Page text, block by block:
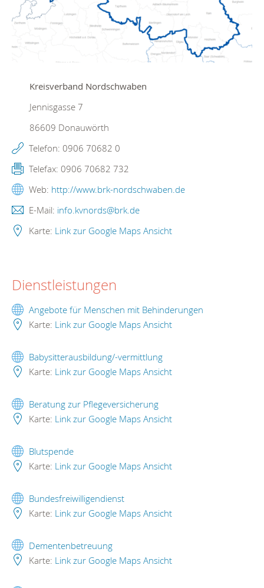
Kreisverband Nordschwaben
Jennisgasse 7
86609 Donauwörth
Telefon: 0906 70682 0
Telefax: 0906 70682 732
Web: http://www.brk-nordschwaben.de
E-Mail: info.kvnords@brk.de
Karte: Link zur Google Maps Ansicht
Dienstleistungen
Angebote für Menschen mit Behinderungen
Karte: Link zur Google Maps Ansicht
Babysitterausbildung/-vermittlung
Karte: Link zur Google Maps Ansicht
Beratung zur Pflegeversicherung
Karte: Link zur Google Maps Ansicht
Blutspende
Karte: Link zur Google Maps Ansicht
Bundesfreiwilligendienst
Karte: Link zur Google Maps Ansicht
Dementenbetreuung
Karte: Link zur Google Maps Ansicht